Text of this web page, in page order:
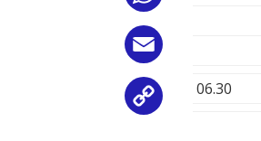
Copy
06.30